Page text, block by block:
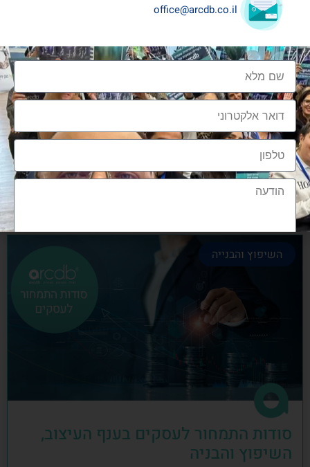
שיתופי פעולה בענף העיצוב והבניה
שיתופי פעולה בענף העיצוב והבניה הם מתכון הכרחי
להצלחה, לנו בארכדיבי יש את הניסיון והיכולת
אלעד גרגיר - מייסד ומנכ"ל arcdb
השיפוץ והבנייה
סודות התמחור לעסקים בענף העיצוב,
השיפוץ והבניה
office@arcdb.co.il
הצטרפות לקהילה